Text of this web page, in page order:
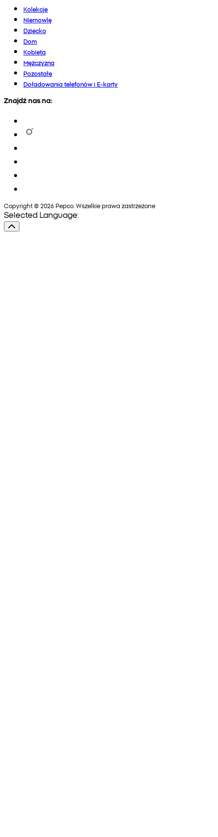
Kolekcje
Niemowlę
Dziecko
Dom
Kobieta
Mężczyzna
Pozostałe
Doładowania telefonów i E-karty
Znajdź nas na:
Copyright © 2026 Pepco. Wszelkie prawa zastrzeżone
Selected Language: